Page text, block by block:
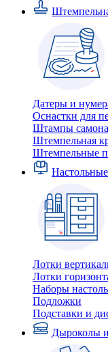
Датеры и
Оснастки для
Штампы
Штемпельная
Штемпельные
Лотки
Лотки
Наборы
Подложки
Подставки и
Дыроколы